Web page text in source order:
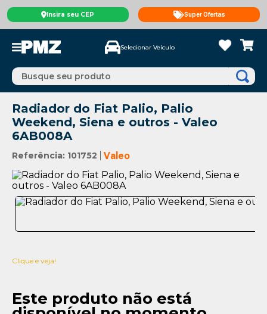
Insira seu CEP Super Ofertas
Selecionar Veículo
Busque seu produto
Radiador do Fiat Palio, Palio
Weekend, Siena e outros - Valeo
6AB008A
Referência: 101752 Valeo
Clique e veja!
Este produto não está